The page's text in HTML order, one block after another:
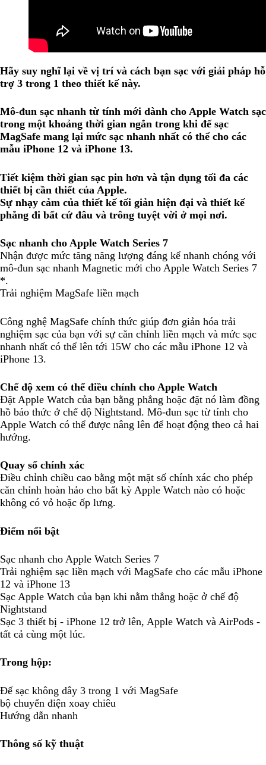
Hãy suy nghĩ lại về vị trí và cách bạn sạc với giải pháp hỗ
trợ 3 trong 1 theo thiết kế này.
Mô-đun sạc nhanh từ tính mới dành cho Apple Watch sạc
trong một khoảng thời gian ngắn trong khi đế sạc
MagSafe mang lại mức sạc nhanh nhất có thể cho các
mẫu iPhone 12 và iPhone 13.
Tiết kiệm thời gian sạc pin hơn và tận dụng tối đa các
thiết bị cần thiết của Apple.
Sự nhạy cảm của thiết kế tối giản hiện đại và thiết kế
phẳng đi bất cứ đâu và trông tuyệt vời ở mọi nơi.
Sạc nhanh cho Apple Watch Series 7
Nhận được mức tăng năng lượng đáng kể nhanh chóng với
mô-đun sạc nhanh Magnetic mới cho Apple Watch Series 7
*.
Trải nghiệm MagSafe liền mạch
Công nghệ MagSafe chính thức giúp đơn giản hóa trải
nghiệm sạc của bạn với sự căn chỉnh liền mạch và mức sạc
nhanh nhất có thể lên tới 15W cho các mẫu iPhone 12 và
iPhone 13.
Chế độ xem có thể điều chỉnh cho Apple Watch
Đặt Apple Watch của bạn bằng phẳng hoặc đặt nó làm đồng
hồ báo thức ở chế độ Nightstand. Mô-đun sạc từ tính cho
Apple Watch có thể được nâng lên để hoạt động theo cả hai
hướng.
Quay số chính xác
Điều chỉnh chiều cao bằng một mặt số chính xác cho phép
căn chỉnh hoàn hảo cho bất kỳ Apple Watch nào có hoặc
không có vỏ hoặc ốp lưng.
Điểm nổi bật
Sạc nhanh cho Apple Watch Series 7
Trải nghiệm sạc liền mạch với MagSafe cho các mẫu iPhone
12 và iPhone 13
Sạc Apple Watch của bạn khi nằm thẳng hoặc ở chế độ
Nightstand
Sạc 3 thiết bị - iPhone 12 trở lên, Apple Watch và AirPods -
tất cả cùng một lúc.
Trong hộp:
Đế sạc không dây 3 trong 1 với MagSafe
bộ chuyển điện xoay chiêu
Hướng dẫn nhanh
Thông số kỹ thuật